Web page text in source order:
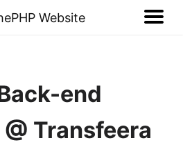
Website
end
Transfeera